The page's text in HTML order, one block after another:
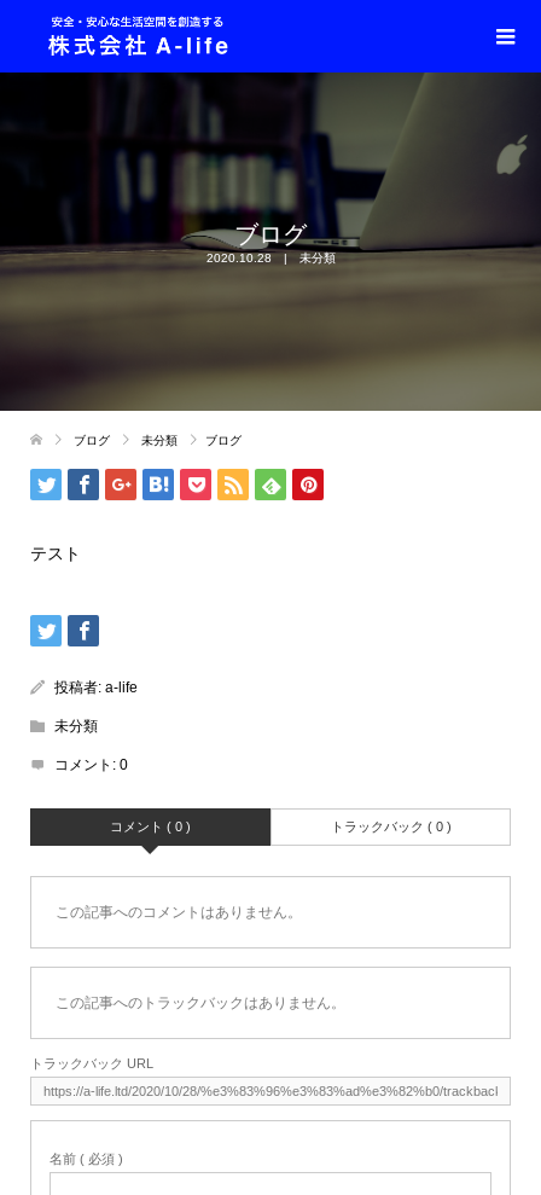
ブログ
2020.10.28 未分類
ブログ 未分類 ブログ
テスト
投稿者: a-life
未分類
コメント: 0
コメント ( 0 ) トラックバック ( 0 )
この記事へのコメントはありません。
この記事へのトラックバックはありません。
トラックバック URL
名前 ( 必須 )